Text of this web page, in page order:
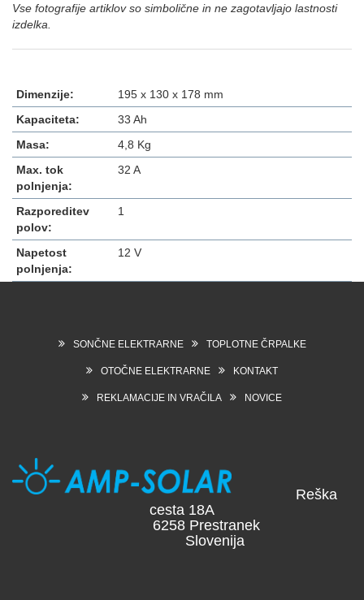
Vse fotografije artiklov so simbolične in ne zagotavljajo lastnosti
izdelka.
Dimenzije:
195 x 130 x 178 mm
Kapaciteta:
33 Ah
Masa:
4,8 Kg
Max. tok
polnjenja:
32 A
Razporeditev
polov:
1
Napetost
polnjenja:
12 V
SONČNE ELEKTRARNE TOPLOTNE ČRPALKE
OTOČNE ELEKTRARNE KONTAKT
REKLAMACIJE IN VRAČILA NOVICE
Reška
cesta 18A
6258 Prestranek
Slovenija